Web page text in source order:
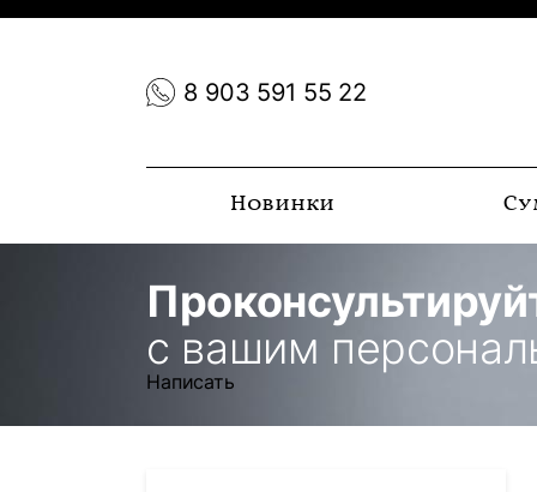
8 903 591 55 22
Новинки
с вашим
Написать